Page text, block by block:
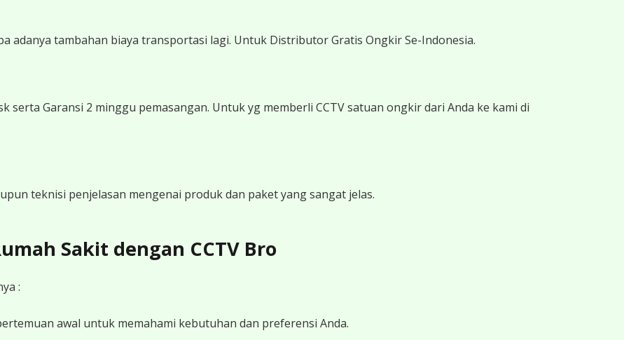
adanya tambahan biaya transportasi lagi. Untuk Distributor Gratis Ongkir Se-Indonesia.
serta Garansi 2 minggu pemasangan. Untuk yg memberli CCTV satuan ongkir dari Anda ke kami di
teknisi penjelasan mengenai produk dan paket yang sangat jelas.
Sakit dengan CCTV Bro
:
awal untuk memahami kebutuhan dan preferensi Anda.